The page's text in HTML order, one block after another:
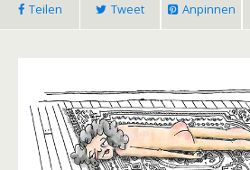
Teilen Tweet Anpinnen